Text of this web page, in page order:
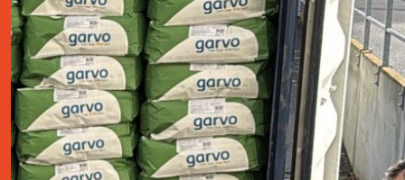
home
le coeur
assortiment
vente
actualités